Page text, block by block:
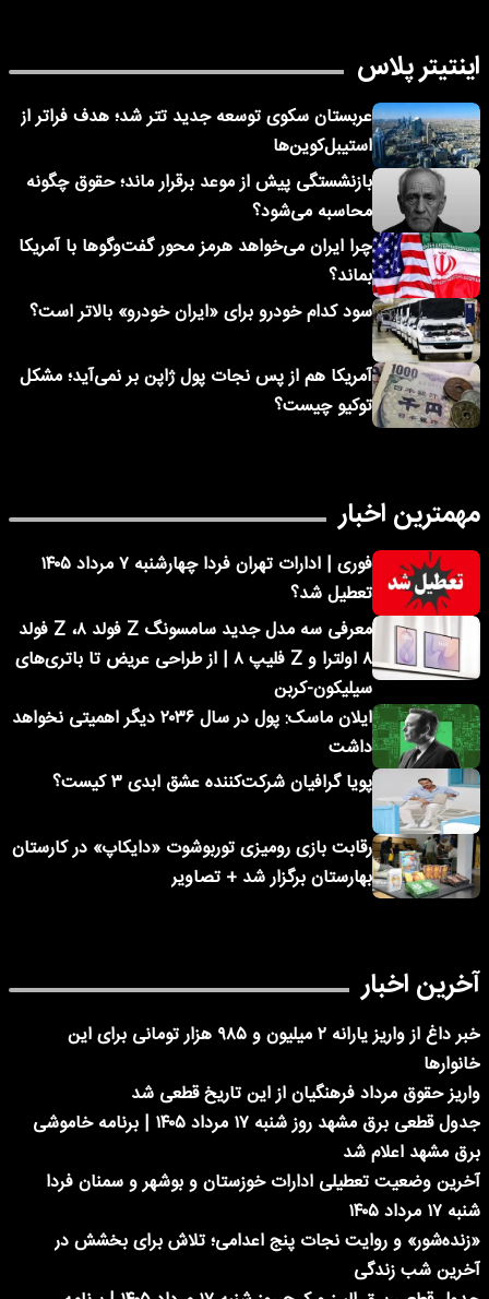
اینتیتر پلاس
عربستان سکوی توسعه جدید تتر شد؛ هدف فراتر از
استیبل‌کوین‌ها
بازنشستگی پیش از موعد برقرار ماند؛ حقوق چگونه
محاسبه می‌شود؟
چرا ایران می‌خواهد هرمز محور گفت‌وگوها با آمریکا
بماند؟
سود کدام خودرو برای «ایران خودرو» بالاتر است؟
آمریکا هم از پس نجات پول ژاپن بر نمی‌آید؛ مشکل
توکیو چیست؟
مهمترین اخبار
فوری | ادارات تهران فردا چهارشنبه ۷ مرداد ۱۴۰۵
تعطیل شد؟
معرفی سه مدل جدید سامسونگ Z فولد ۸، Z فولد
۸ اولترا و Z فلیپ ۸ | از طراحی عریض تا باتری‌های
سیلیکون-کربن
ایلان ماسک: پول در سال ۲۰۳۶ دیگر اهمیتی نخواهد
داشت
پویا گرافیان شرکت‌کننده عشق ابدی ۳ کیست؟
رقابت بازی رومیزی توربوشوت «دایکاپ» در کارستان
بهارستان برگزار شد + تصاویر
آخرین اخبار
خبر داغ از واریز یارانه ۲ میلیون و ۹۸۵ هزار تومانی برای این
خانوارها
واریز حقوق مرداد فرهنگیان از این تاریخ قطعی شد
جدول قطعی برق مشهد روز شنبه ۱۷ مرداد ۱۴۰۵ | برنامه خاموشی
برق مشهد اعلام شد
آخرین وضعیت تعطیلی ادارات خوزستان و بوشهر و سمنان فردا
شنبه ۱۷ مرداد ۱۴۰۵
«زنده‌شور» و روایت نجات پنج اعدامی؛ تلاش برای بخشش در
آخرین شب زندگی